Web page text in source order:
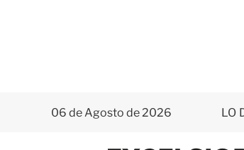
06 de Agosto de 2026 LO